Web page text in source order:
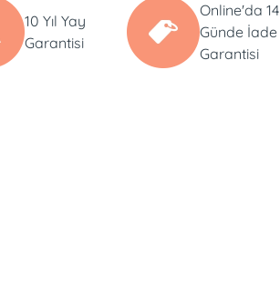
10 Yıl Yay
Garantisi
Online'da 14
Günde İade
Garantisi